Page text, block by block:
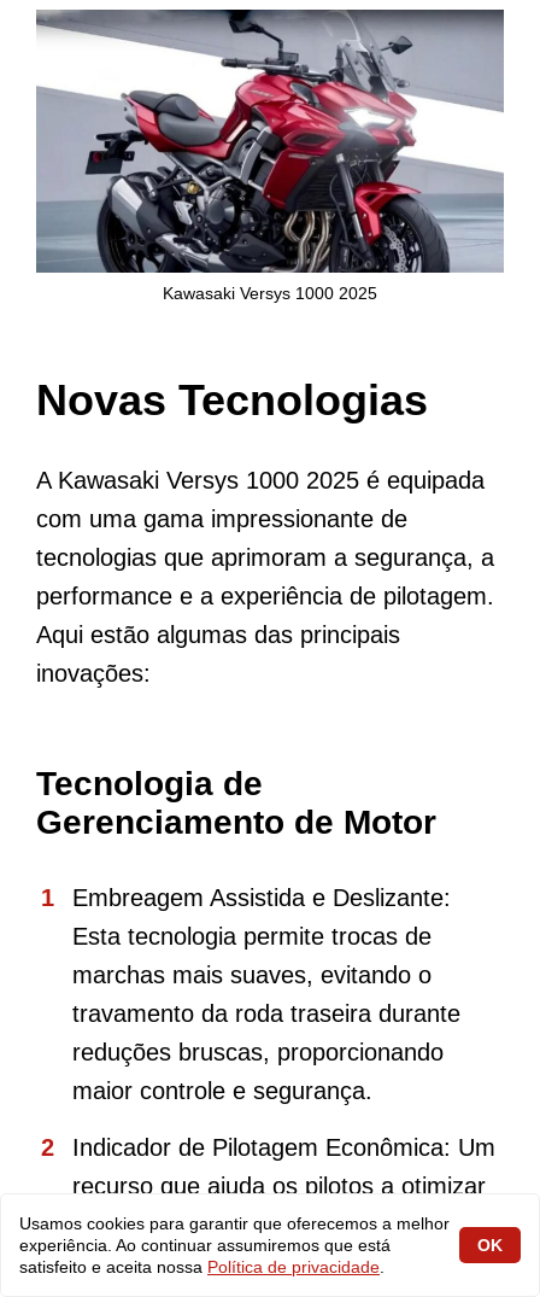
Kawasaki Versys 1000 2025
Novas Tecnologias
A Kawasaki Versys 1000 2025 é equipada
com uma gama impressionante de
tecnologias que aprimoram a segurança, a
performance e a experiência de pilotagem.
Aqui estão algumas das principais
inovações:
Tecnologia de
Gerenciamento de Motor
Embreagem Assistida e Deslizante:
Esta tecnologia permite trocas de
marchas mais suaves, evitando o
travamento da roda traseira durante
reduções bruscas, proporcionando
maior controle e segurança.
Indicador de Pilotagem Econômica: Um
recurso que ajuda os pilotos a otimizar
o consumo de combustível,
incentivando uma pilotagem mais
Usamos cookies para garantir que oferecemos a melhor
experiência. Ao continuar assumiremos que está
satisfeito e aceita nossa Política de privacidade
OK